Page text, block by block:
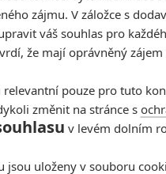
zájmu. V záložce s
váš souhlas pro
že mají oprávněný zájem
relevantní pouze pro tuto
změnit na stránce s
v levém dolním
jsou uloženy v souboru